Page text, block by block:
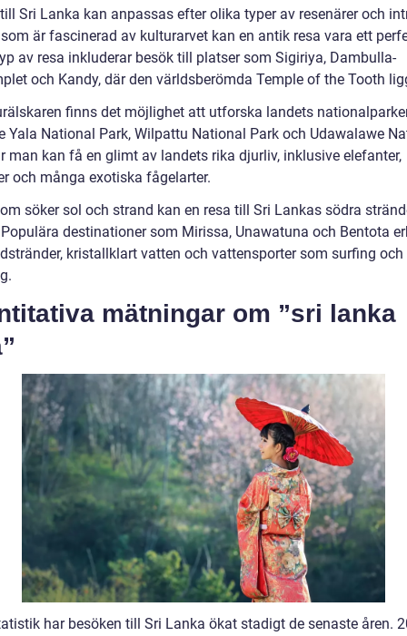
Sri Lanka kan anpassas efter olika typer av resenärer och
är fascinerad av kulturarvet kan en antik resa vara ett
av resa inkluderar besök till platser som Sigiriya, Dambulla-
och Kandy, där den världsberömda Temple of the Tooth
finns det möjlighet att utforska landets
Yala National Park, Wilpattu National Park och Udawalawe
man kan få en glimt av landets rika djurliv, inklusive elefanter,
och många exotiska fågelarter.
söker sol och strand kan en resa till Sri Lankas södra
destinationer som Mirissa, Unawatuna och Bentota
kristallklart vatten och vattensporter som surfing och
mätningar om ”sri lanka
har besöken till Sri Lanka ökat stadigt de senaste åren.